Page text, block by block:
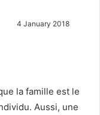
n
e
4 January 2018
la famille est le
Aussi, une